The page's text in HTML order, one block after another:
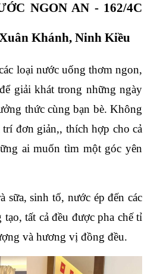
NGON AN - 162/4C
Khánh, Ninh Kiều
loại nước uống thơm ngon,
giải khát trong những ngày
thức cùng bạn bè. Không
đơn giản,, thích hợp cho cả
ai muốn tìm một góc yên
sữa, sinh tố, nước ép đến các
tất cả đều được pha chế tỉ
và hương vị đồng đều.